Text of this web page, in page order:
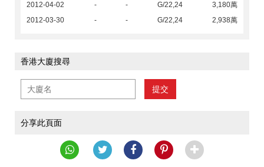
2012-04-02
- - G/22,24
3,180萬
2012-03-30
- - G/22,24 2,938萬
香港大廈搜尋
提交
分享此頁面